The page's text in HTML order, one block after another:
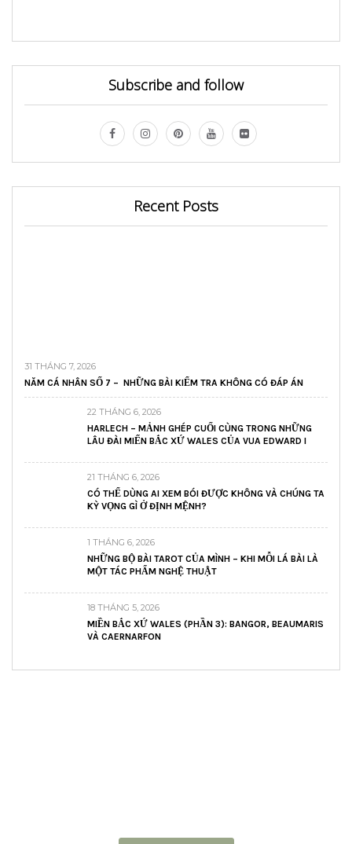
Subscribe and follow
Recent Posts
31 THÁNG 7, 2026
NĂM CÁ NHÂN SỐ 7 – NHỮNG BÀI KIỂM TRA KHÔNG CÓ ĐÁP ÁN
22 THÁNG 6, 2026
HARLECH – MẢNH GHÉP CUỐI CÙNG TRONG NHỮNG
LÂU ĐÀI MIẾN BẮC XỨ WALES CỦA VUA EDWARD I
21 THÁNG 6, 2026
CÓ THỂ DÙNG AI XEM BÓI ĐƯỢC KHÔNG VÀ CHÚNG TA
KỲ VỌNG GÌ Ở ĐỊNH MỆNH?
1 THÁNG 6, 2026
NHỮNG BỘ BÀI TAROT CỦA MÌNH – KHI MỖI LÁ BÀI LÀ
MỘT TÁC PHẨM NGHỆ THUẬT
18 THÁNG 5, 2026
MIỀN BẮC XỨ WALES (PHẦN 3): BANGOR, BEAUMARIS
VÀ CAERNARFON